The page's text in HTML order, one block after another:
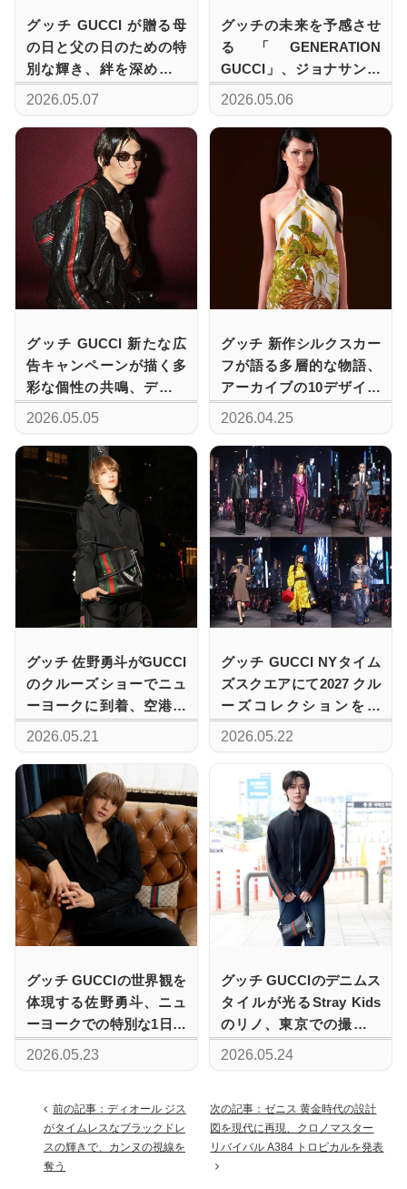
グッチ GUCCI が贈る母
の日と父の日のための特
別な輝き、絆を深めるギ
フトセレクションの幕開
2026.05.07
グッチの未来を予感させ
る「GENERATION
GUCCI」、ジョナサン・
グレイザーが描く広告キ
2026.05.06
グッチ GUCCI 新たな広
告キャンペーンが描く多
彩な個性の共鳴、デムナ
による独創的な視点
2026.05.05
グッチ 新作シルクスカー
フが語る多層的な物語、
アーカイブの10デザイン
を現代的に刷新
2026.04.25
グッチ 佐野勇斗がGUCCI
のクルーズショーでニュ
ーヨークに到着、空港で
見せた洗練のトラベルス
2026.05.21
グッチ GUCCI NYタイム
ズスクエアにて2027 クル
ーズコレクションを発
表、新たなスタイルへの
2026.05.22
グッチ GUCCIの世界観を
体現する佐野勇斗、ニュ
ーヨークでの特別な1日に
密着
2026.05.23
グッチ GUCCIのデニムス
タイルが光るStray Kids
のリノ、東京での撮影に
向けて金浦空港に到着
2026.05.24
前の記事：ディオール ジス
がタイムレスなブラックドレ
スの輝きで、カンヌの視線を
奪う
次の記事：ゼニス 黄金時代の設計
図を現代に再現、クロノマスター
リバイバル A384 トロピカルを発表